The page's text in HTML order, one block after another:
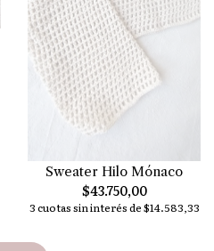
Sweater Hilo Mónaco
$43.750,00
3 cuotas sin interés de $14.583,33